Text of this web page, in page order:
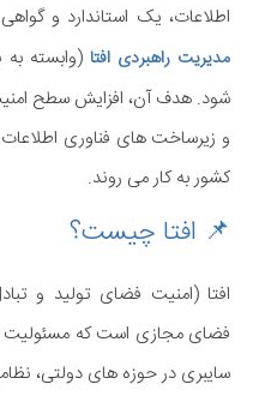
اطلاعات، یک استاندارد و
مدیریت راهبردی افتا (وابسته
شود. هدف آن، افزایش سطح امنیت
و زیرساخت های فناوری
کشور به کار می روند.
📌 افتا چیست؟
افتا (امنیت فضای تولید و
فضای مجازی است که مسئولیت
سایبری در حوزه های دولتی،